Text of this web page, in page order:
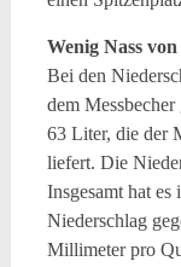
Wenig Nass von
Bei den
dem
63 Liter, die der
liefert. Die
Insgesamt hat es
Niederschlag
Millimeter pro